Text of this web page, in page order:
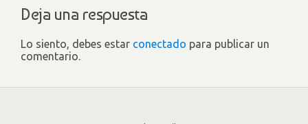
Deja una respuesta
Lo siento, debes estar conectado para publicar un
comentario.